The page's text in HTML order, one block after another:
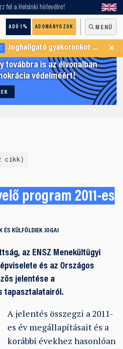
fel a Helsinki hírlevélre!
ADÓ 1% ADOMÁNYOZOK MENÜ
Joghallgató gyakornokot keresünk Menekültügyi Programunkba ×
továbbra is az élvonalban
védelméért!
cikk
program 2011-es
ÉS KÜLFÖLDIEK JOGAI
az ENSZ Menekültügyi
és az Országos
jelentése a
tapasztalatairól.
A jelentés összegzi a 2011-
es év megállapításait és a
korábbi évekhez hasonlóan